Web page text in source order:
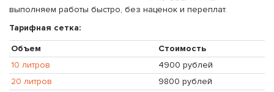
выполняем работы быстро, без наценок и переплат.
Тарифная сетка:
Объем
Стоимость
10 литров
4900 рублей
20 литров
9800 рублей